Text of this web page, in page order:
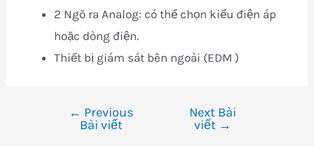
2 Ngõ ra Analog: có thể chọn kiểu điện áp
hoặc dòng điện.
Thiết bị giám sát bên ngoài (EDM )
← Previous
Bài viết
Next Bài
viết →